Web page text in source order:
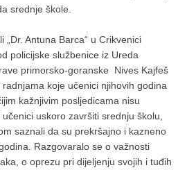
srednje škole.
„Dr. Antuna Barca“ u Crikvenici
policijske službenice iz Ureda
primorsko-goranske Nives Kajfeš
koje učenici njihovih godina
kažnjivim posljedicama nisu
uskoro završiti srednju školu,
saznali da su prekršajno i kazneno
Razgovaralo se o važnosti
o oprezu pri dijeljenju svojih i tuđih